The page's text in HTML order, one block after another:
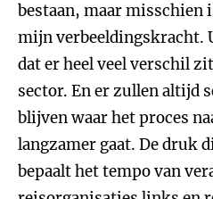
bestaan, maar misschien
mijn verbeeldingskracht.
dat er heel veel verschil
sector. En er zullen altijd
blijven waar het proces
langzamer gaat. De druk
bepaalt het tempo van